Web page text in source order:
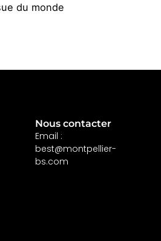
du monde
Nous contacter
Email :
best@montpellier-
bs.com